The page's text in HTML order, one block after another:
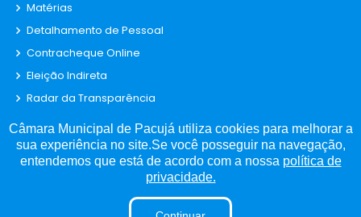
Matérias
Detalhamento de Pessoal
Contracheque Online
Eleição Indireta
Radar da Transparência
Convênio
Obras
Fiscal de Contrato
Câmara Municipal de Pacujá utiliza cookies para melhorar a
sua experiência no site.Se você posseguir na navegação,
entendemos que está de acordo com a nossa política de
privacidade.